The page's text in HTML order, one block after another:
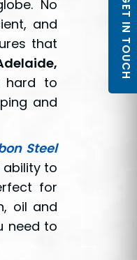
No
and
that
hard to
and
Steel
ability to
for
oil and
need to
GET IN TOUCH